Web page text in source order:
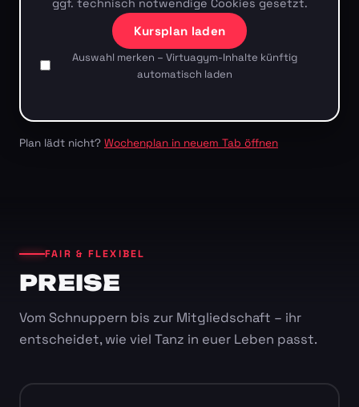
ggf. technisch notwendige Cookies gesetzt.
Kursplan laden
Auswahl merken – Virtuagym-Inhalte künftig
automatisch laden
Plan lädt nicht? Wochenplan in neuem Tab öffnen
FAIR & FLEXIBEL
PREISE
Vom Schnuppern bis zur Mitgliedschaft – ihr
entscheidet, wie viel Tanz in euer Leben passt.